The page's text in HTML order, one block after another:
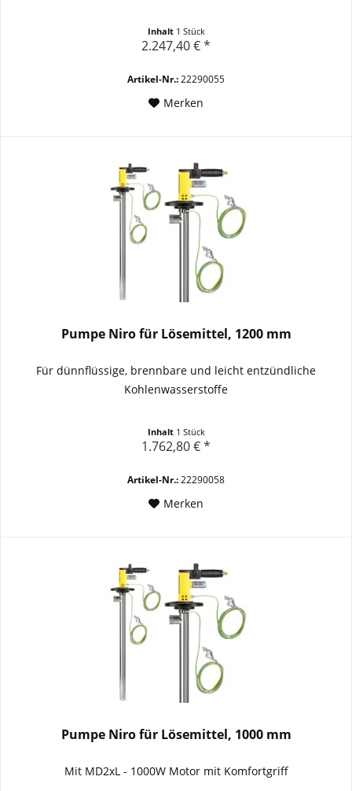
Inhalt 1 Stück
2.247,40 € *
Artikel-Nr.:22290055
Merken
Pumpe Niro für Lösemittel, 1200 mm
Fürdünnflüssige, brennbare und leicht entzündliche
Kohlenwasserstoffe
Inhalt 1 Stück
1.762,80 € *
Artikel-Nr.:22290058
Merken
Pumpe Niro für Lösemittel, 1000 mm
Mit MD2xL - 1000W Motor mit Komfortgriff